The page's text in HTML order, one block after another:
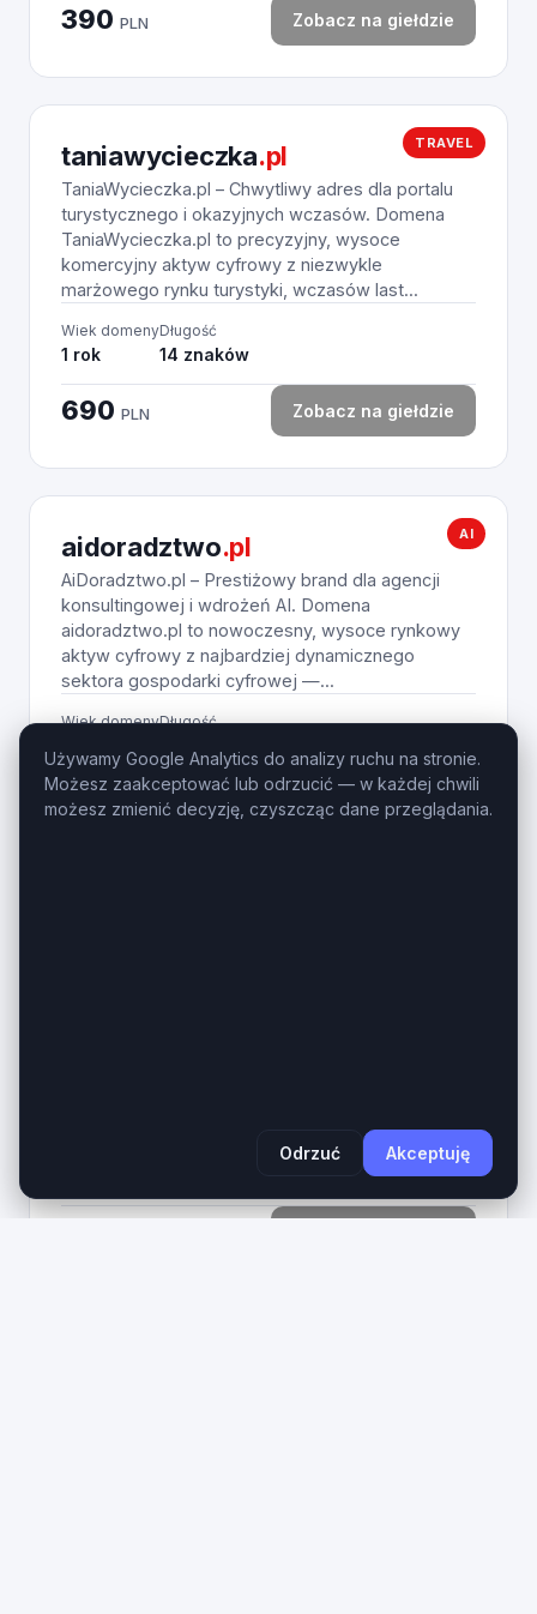
390 PLN Zobacz na giełdzie
TRAVEL
taniawycieczka.pl
TaniaWycieczka.pl – Chwytliwy adres dla portalu
turystycznego i okazyjnych wczasów. Domena
TaniaWycieczka.pl to precyzyjny, wysoce
komercyjny aktyw cyfrowy z niezwykle
marżowego rynku turystyki, wczasów last...
Wiek domeny
1 rok
Długość
14 znaków
690 PLN Zobacz na giełdzie
AI
aidoradztwo.pl
AiDoradztwo.pl – Prestiżowy brand dla agencji
konsultingowej i wdrożeń AI. Domena
aidoradztwo.pl to nowoczesny, wysoce rynkowy
aktyw cyfrowy z najbardziej dynamicznego
sektora gospodarki cyfrowej —...
Wiek domenyDługość
690PLN Zobacz na giełdzie
Używamy Google Analytics do analizy ruchu na stronie.
Możesz zaakceptować lub odrzucić — w każdej chwili
możesz zmienić decyzję, czyszcząc dane przeglądania.
Odrzuć Akceptuję